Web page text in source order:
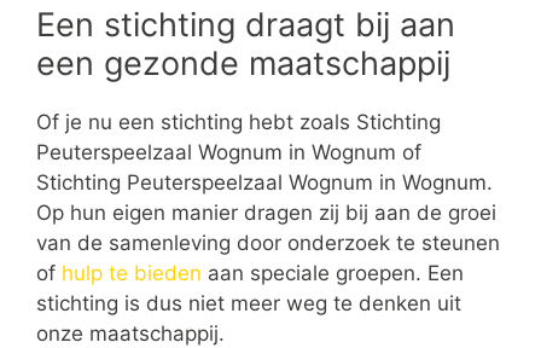
Een stichting draagt bij aan
een gezonde maatschappij
Of je nu een stichting hebt zoals Stichting
Peuterspeelzaal Wognum in Wognum of
Stichting Peuterspeelzaal Wognum in Wognum.
Op hun eigen manier dragen zij bij aan de groei
van de samenleving door onderzoek te steunen
of hulp te bieden aan speciale groepen. Een
stichting is dus niet meer weg te denken uit
onze maatschappij.